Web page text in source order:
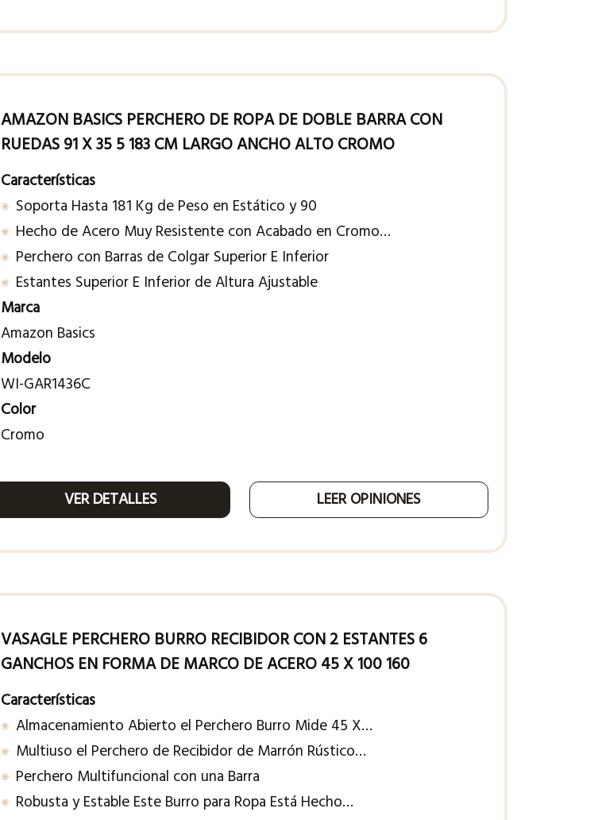
AMAZON BASICS PERCHERO DE ROPA DE DOBLE BARRA CON
RUEDAS 91 X 35 5 183 CM LARGO ANCHO ALTO CROMO
Características
Soporta Hasta 181 Kg de Peso en Estático y 90
Hecho de Acero Muy Resistente con Acabado en Cromo…
Perchero con Barras de Colgar Superior E Inferior
Estantes Superior E Inferior de Altura Ajustable
Marca
Amazon Basics
Modelo
WI-GAR1436C
Color
Cromo
VER DETALLES LEER OPINIONES
VASAGLE PERCHERO BURRO RECIBIDOR CON 2 ESTANTES 6
GANCHOS EN FORMA DE MARCO DE ACERO 45 X 100 160
Características
Almacenamiento Abierto el Perchero Burro Mide 45 X…
Multiuso el Perchero de Recibidor de Marrón Rústico…
Perchero Multifuncional con una Barra
Robusta y Estable Este Burro para Ropa Está Hecho…